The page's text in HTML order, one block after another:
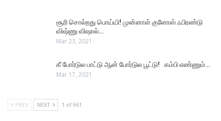
சூரி சொல்றது பொய்யி! முன்னாள் குளோஸ் ஃபிரண்டு
விஷ்ணு விஷால்…
Mar 23, 2021
கீ போர்டுல பாட்டு ஆன் போர்டுல பூட்டு! கம்பி எண்ணும்…
Mar 17, 2021
PREV NEXT 1 of 961